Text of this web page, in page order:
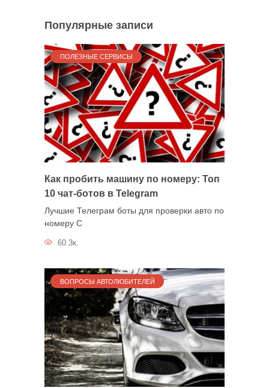
Популярные записи
ПОЛЕЗНЫЕ СЕРВИСЫ
Как пробить машину по номеру: Топ
10 чат-ботов в Telegram
Лучшие Телеграм боты для проверки авто по
номеру С
60.3к.
ВОПРОСЫ АВТОЛЮБИТЕЛЕЙ